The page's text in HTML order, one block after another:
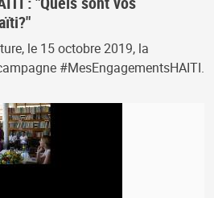
le 15 octobre 2019, la
#MesEngagementsHAITI.